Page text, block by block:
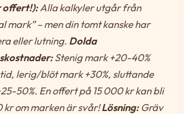
offert!):Alla kalkyler utgår från
mark” – men din tomt kanske har
eller lutning. Dolda
Stenig mark +20-40%
lerig/blöt mark +30%, sluttande
50%. En offert på 15 000 kr kan bli
kr om marken är svår!Lösning:Gräv